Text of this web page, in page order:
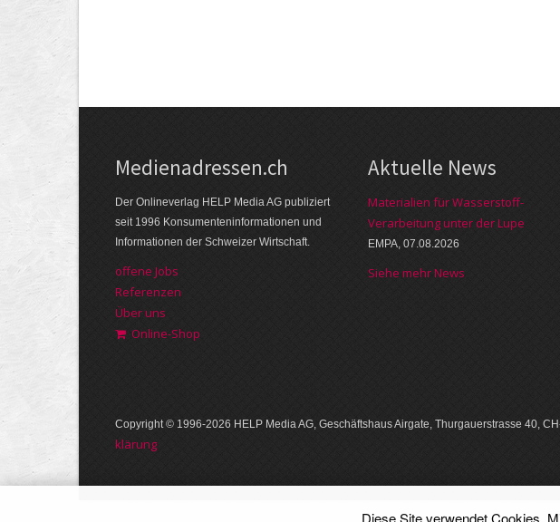
Medienadressen.ch
Der Onlineverlag HELP Media AG publiziert
seit 1996 Konsumenteninformationen und
Informationen der Schweizer Wirtschaft.
offene Jobs
Referenzen
Über uns
Online-Shop
Aktuelle News
Materialien für Wasserstoff-
Verarbeitung unter der Lupe
EMPA, 07.08.2026
Siehe mehr News
Copyright © 1996-2026 HELP Media AG, Geschäftshaus Airgate, Thurgauer­strasse 40,
klärung
Diese Site verwendet Cookies.